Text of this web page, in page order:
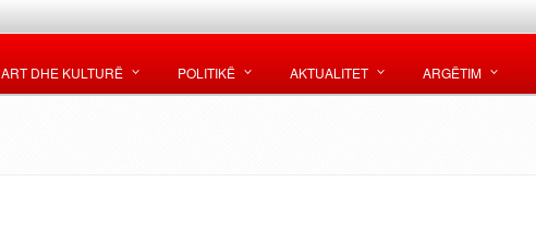
ART DHE KULTURË POLITIKË AKTUALITET ARGËTIM